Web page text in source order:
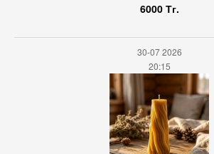
6000 Тг.
30-07 2026
20:15